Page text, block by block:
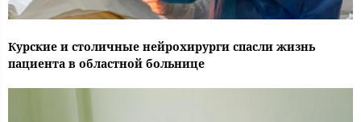
Курские и столичные нейрохирурги спасли жизнь
пациента в областной больнице